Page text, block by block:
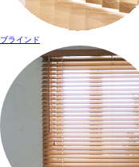
ブラインド